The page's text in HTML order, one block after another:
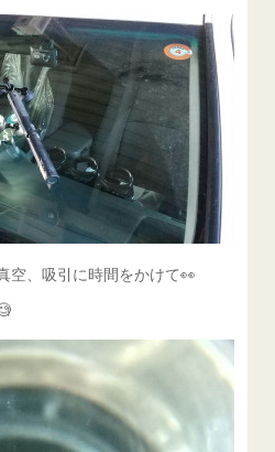
空、吸引に時間をかけて👀